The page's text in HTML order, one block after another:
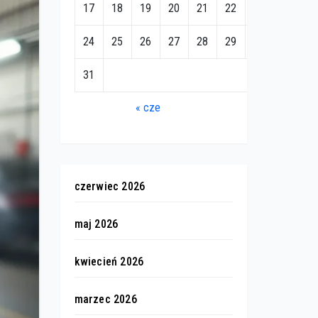
17 18 19 20 21 22
24 25 26 27 28 29
31
« cze
czerwiec 2026
maj 2026
kwiecień 2026
marzec 2026